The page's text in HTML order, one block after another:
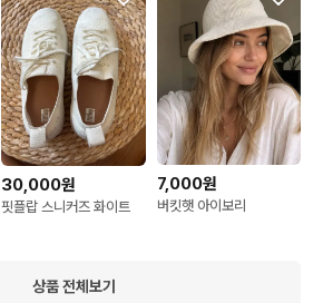
30,000원
핏플랍 스니커즈 화이트
7,000원
버킷햇 아이보리
상품 전체보기